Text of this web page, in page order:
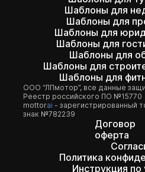
Шаблоны для
Шаблоны для
Шаблоны для
Шаблоны для
Шаблоны для
Шаблоны для
Шаблоны для
ООО “ЛПмотор”, все данные
Реестр российского ПО №15770
mottorai - зарегистрированный
знак №782239
Договор
оферта
Политика
Инструкция по